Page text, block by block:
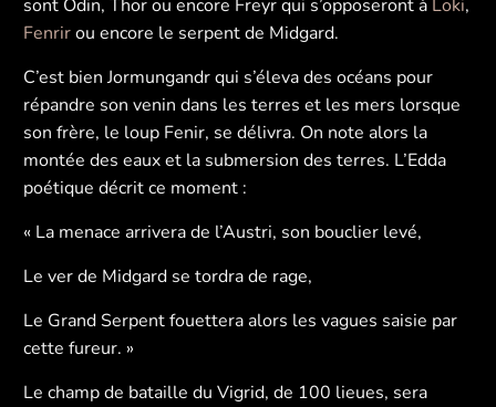
sont Odin, Thor ou encore Freyr qui s’opposeront à Loki,
Fenrirou encore le serpent de Midgard.
C’est bien Jormungandr qui s’éleva des océans pour
répandre son venin dans les terres et les mers lorsque
son frère, le loup Fenir, se délivra. On note alors la
montée des eaux et la submersion des terres. L’Edda
poétique décrit ce moment :
« La menace arrivera de l’Austri, son bouclier levé,
Le ver de Midgard se tordra de rage,
Le Grand Serpent fouettera alors les vagues saisie par
cette fureur. »
Le champ de bataille du Vigrid, de 100 lieues, sera